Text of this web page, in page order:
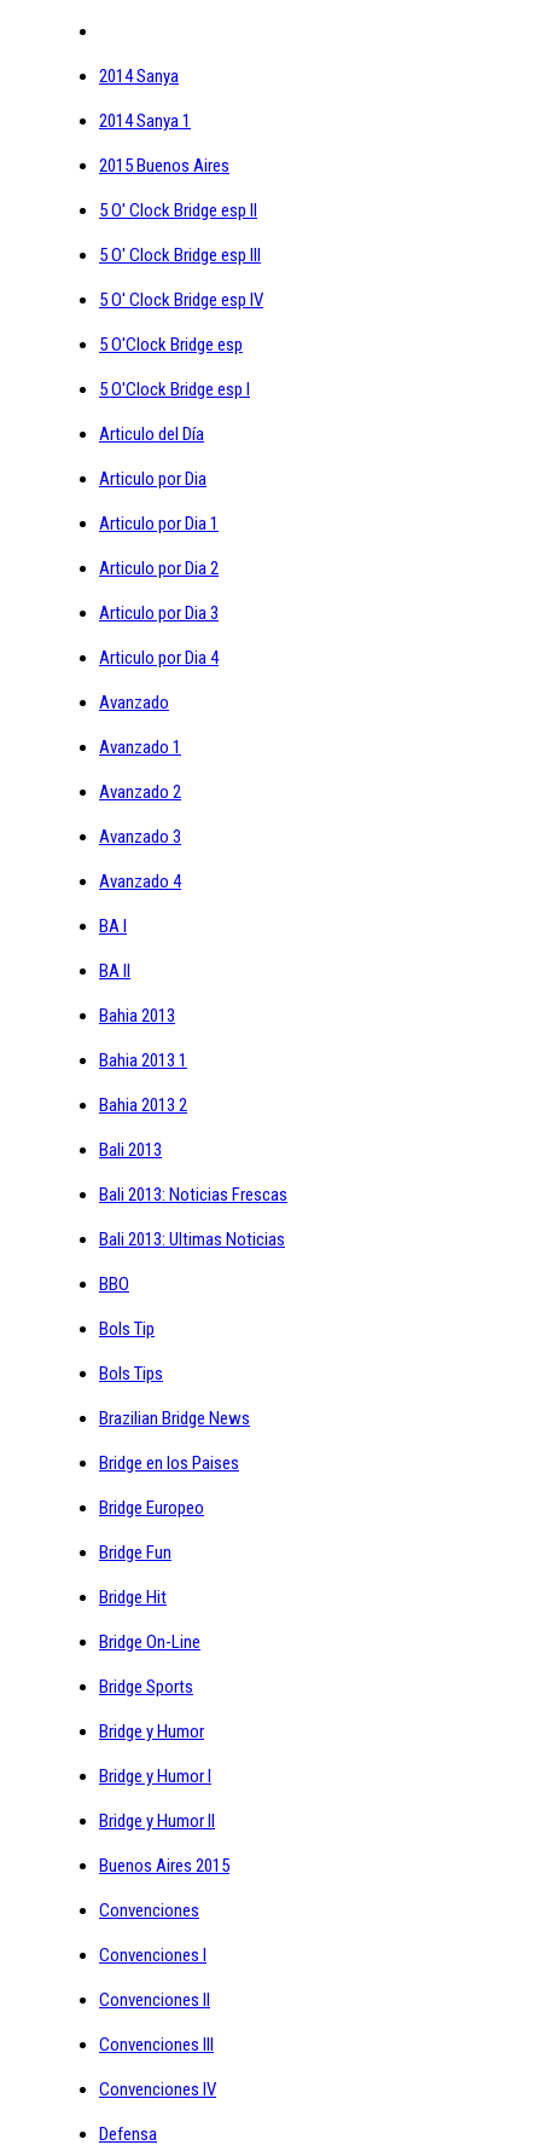
2014 Sanya
2014 Sanya 1
2015 Buenos Aires
5 O' Clock Bridge esp II
5 O' Clock Bridge esp III
5 O' Clock Bridge esp IV
5 O'Clock Bridge esp
5 O'Clock Bridge esp I
Articulo del Día
Articulo por Dia
Articulo por Dia 1
Articulo por Dia 2
Articulo por Dia 3
Articulo por Dia 4
Avanzado
Avanzado 1
Avanzado 2
Avanzado 3
Avanzado 4
BA I
BA II
Bahia 2013
Bahia 2013 1
Bahia 2013 2
Bali 2013
Bali 2013: Noticias Frescas
Bali 2013: Ultimas Noticias
BBO
Bols Tip
Bols Tips
Brazilian Bridge News
Bridge en los Paises
Bridge Europeo
Bridge Fun
Bridge Hit
Bridge On-Line
Bridge Sports
Bridge y Humor
Bridge y Humor I
Bridge y Humor II
Buenos Aires 2015
Convenciones
Convenciones I
Convenciones II
Convenciones III
Convenciones IV
Defensa